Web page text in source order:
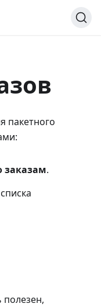
пакетного
заказам.